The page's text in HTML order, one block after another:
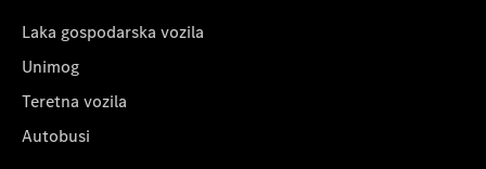
Laka gospodarska vozila
Unimog
Teretna vozila
Autobusi